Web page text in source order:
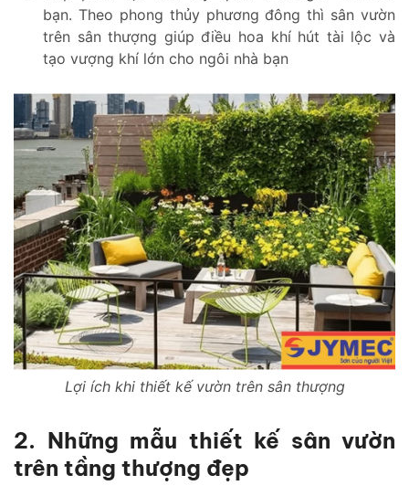
bạn. Theo phong thủy phương đông thì sân vườn
trên sân thượng giúp điều hoa khí hút tài lộc và
tạo vượng khí lớn cho ngôi nhà bạn
Lợi ích khi thiết kế vườn trên sân thượng
2. Những mẫu thiết kế sân vườn
trên tầng thượng đẹp